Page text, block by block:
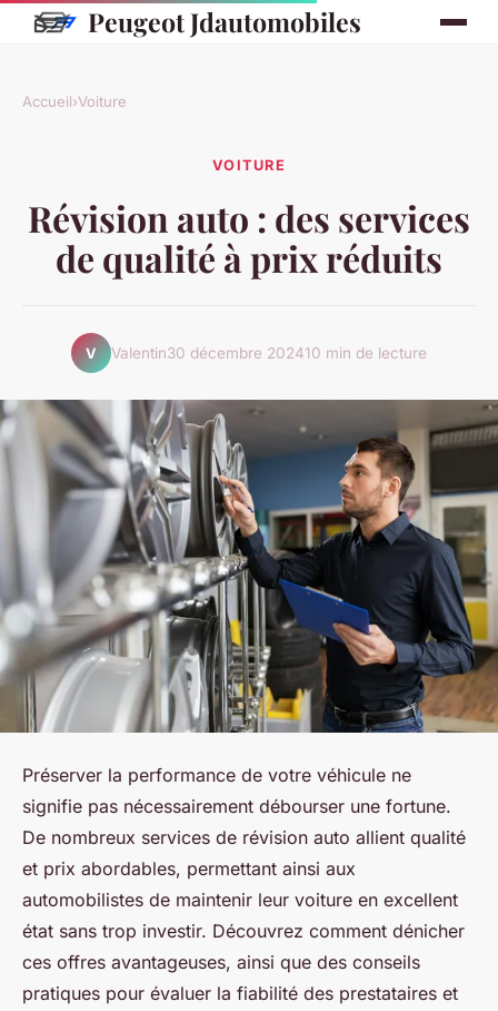
Peugeot Jdautomobiles
Accueil›Voiture
VOITURE
Révision auto : des services
de qualité à prix réduits
V Valentin30 décembre 202410 min de lecture
Préserver la performance de votre véhicule ne
signifie pas nécessairement débourser une fortune.
De nombreux services de révision auto allient qualité
et prix abordables, permettant ainsi aux
automobilistes de maintenir leur voiture en excellent
état sans trop investir. Découvrez comment dénicher
ces offres avantageuses, ainsi que des conseils
pratiques pour évaluer la fiabilité des prestataires et